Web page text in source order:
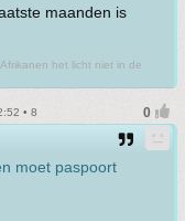
maanden is
het licht niet in de
• 8
moet paspoort